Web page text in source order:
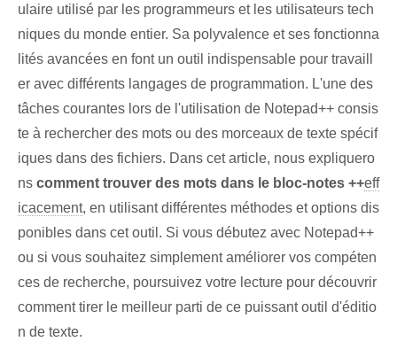
ulaire utilisé par les programmeurs et les utilisateurs tech
niques du monde entier. Sa polyvalence et ses fonctionna
lités avancées en font un outil indispensable pour travaill
er avec différents langages de programmation. L'une des
tâches courantes lors de l'utilisation de Notepad++ consis
te à rechercher des mots ou des morceaux de texte spécif
iques dans des fichiers. Dans cet article, nous expliquero
ns comment trouver des mots dans le bloc-notes ++eff
icacement, en utilisant différentes méthodes et options dis
ponibles dans cet outil. Si vous débutez avec Notepad++
ou si vous souhaitez simplement améliorer vos compéten
ces de recherche, poursuivez votre lecture pour découvrir
comment tirer le meilleur parti de ce puissant outil d'éditio
n de texte.